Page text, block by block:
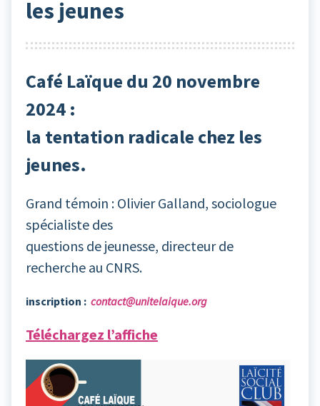
les jeunes
Café Laïque du 20 novembre
2024 :
la tentation radicale chez les
jeunes.
Grand témoin : Olivier Galland, sociologue
spécialiste des
questions de jeunesse, directeur de
recherche au CNRS.
inscription : contact@unitelaique.org
Téléchargez l’affiche